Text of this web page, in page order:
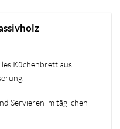
Küchenbrett aus
Servieren im täglichen